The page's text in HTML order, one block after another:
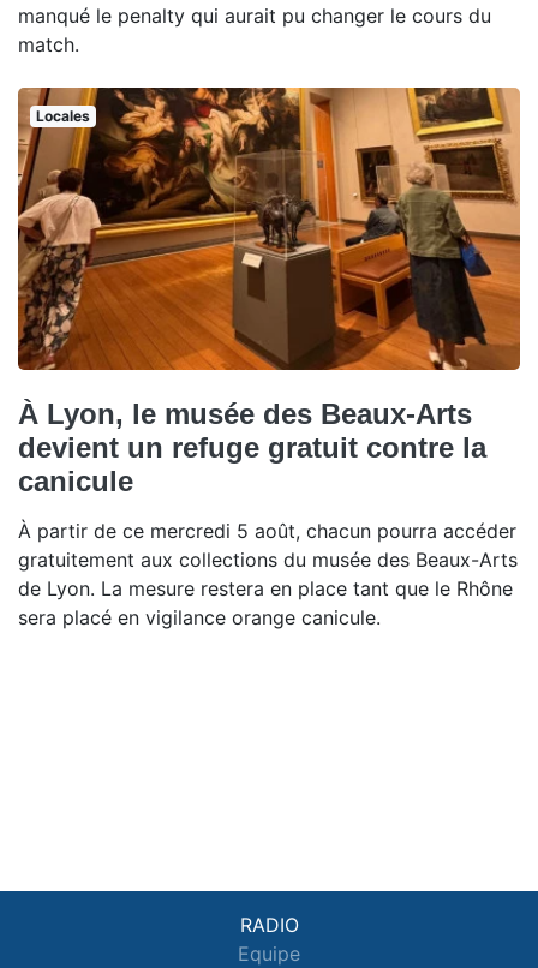
manqué le penalty qui aurait pu changer le cours du
match.
Locales
À Lyon, le musée des Beaux-Arts
devient un refuge gratuit contre la
canicule
À partir de ce mercredi 5 août, chacun pourra accéder
gratuitement aux collections du musée des Beaux-Arts
de Lyon. La mesure restera en place tant que le Rhône
sera placé en vigilance orange canicule.
RADIO
Equipe